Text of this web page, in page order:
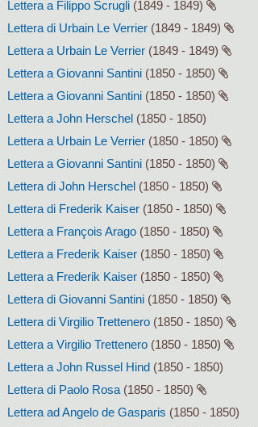
Lettera a Filippo Scrugli (1849 - 1849)
Lettera di Urbain Le Verrier (1849 - 1849)
Lettera a Urbain Le Verrier (1849 - 1849)
Lettera a Giovanni Santini (1850 - 1850)
Lettera a Giovanni Santini (1850 - 1850)
Lettera a John Herschel (1850 - 1850)
Lettera a Urbain Le Verrier (1850 - 1850)
Lettera a Giovanni Santini (1850 - 1850)
Lettera di John Herschel (1850 - 1850)
Lettera di Frederik Kaiser (1850 - 1850)
Lettera a François Arago (1850 - 1850)
Lettera a Frederik Kaiser (1850 - 1850)
Lettera a Frederik Kaiser (1850 - 1850)
Lettera di Giovanni Santini (1850 - 1850)
Lettera di Virgilio Trettenero (1850 - 1850)
Lettera a Virgilio Trettenero (1850 - 1850)
Lettera a John Russel Hind (1850 - 1850)
Lettera di Paolo Rosa (1850 - 1850)
Lettera ad Angelo de Gasparis (1850 - 1850)